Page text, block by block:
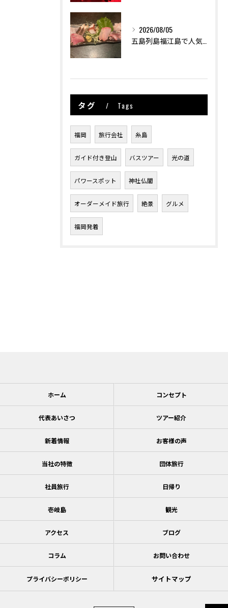
2026/08/05
タグ Tags
福岡 旅行会社 糸島
ガイド付き登山 バスツアー 光の道
パワースポット 神社仏閣
オーダーメイド旅行 絶景 グルメ
福岡発着
ホーム コンセプト
代表あいさつ ツアー紹介
新着情報 お客様の声
当社の特徴 団体旅行
社員旅行 日帰り
壱岐島 観光
アクセス ブログ
コラム お問い合わせ
プライバシーポリシー サイトマップ